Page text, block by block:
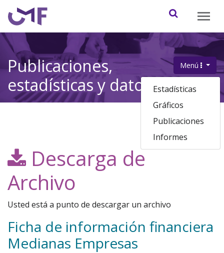
principal
Abrir /
Publicaciones,
estadísticas y datos
Menú .
Estadísticas
Gráficos
Publicaciones
Informes
Descarga de
Archivo
Usted está a punto de descargar un archivo
Ficha de información financiera
Medianas Empresas